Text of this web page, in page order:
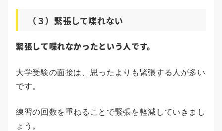
（３）緊張して喋れない
緊張して喋れなかったという人です。
大学受験の面接は、思ったよりも緊張する人が多い
です。
練習の回数を重ねることで緊張を軽減していきまし
ょう。